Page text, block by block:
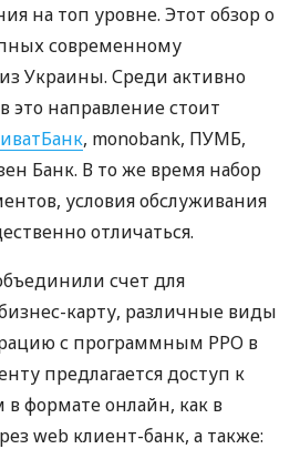
на топ уровне. Этот обзор о
современному
Украины. Среди активно
это направление стоит
, monobank, ПУМБ,
Банк. В то же время набор
условия обслуживания
отличаться.
счет для
карту, различные виды
с программным РРО в
предлагается доступ к
формате онлайн, как в
web клиент-банк, а также: